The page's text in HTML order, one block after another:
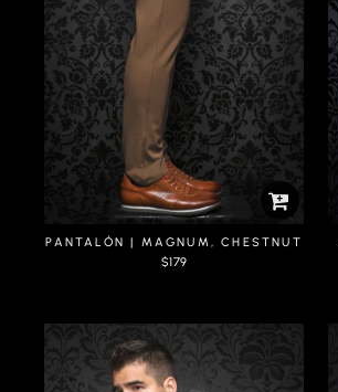
PANTALÓN | MAGNUM, CHESTNUT
$179